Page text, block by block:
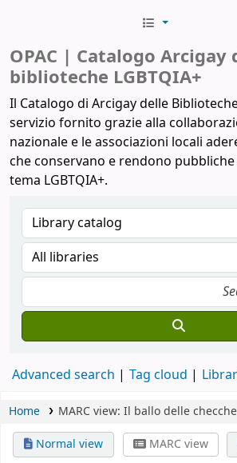
OPAC | Catalogo Arcigay
biblioteche LGBTQIA+
Il Catalogo di Arcigay delle
servizio fornito grazie alla
nazionale e le associazioni locali
che conservano e rendono
tema LGBTQIA+.
Advanced search Tag cloud
Home
MARC view: Il ballo delle
Normal view
MARC view